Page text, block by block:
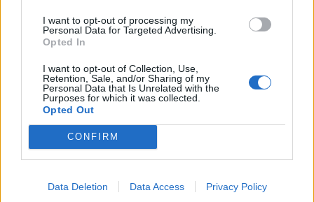
I want to opt-out of processing my
Personal Data for Targeted Advertising.
Opted In
I want to opt-out of Collection, Use,
Retention, Sale, and/or Sharing of my
Personal Data that Is Unrelated with the
Purposes for which it was collected.
Opted Out
CONFIRM
Data Deletion Data Access Privacy Policy
d’Amposta”
31 de juliol de 2026
Blaumut lidera el cartell musical de les
Festes
31 de juliol de 2026
Caçadors de subvencions